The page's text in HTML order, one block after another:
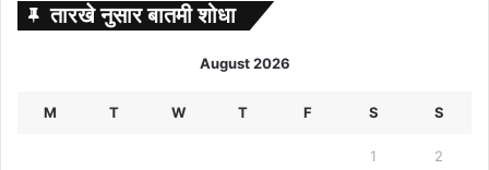
तारखे नुसार बातमी शोधा
August 2026
M T W T F S S
1 2